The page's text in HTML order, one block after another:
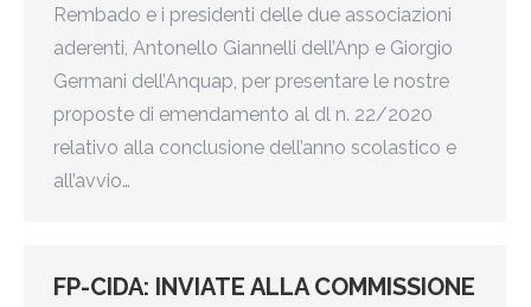
Rembado e i presidenti delle due associazioni
aderenti, Antonello Giannelli dell’Anp e Giorgio
Germani dell’Anquap, per presentare le nostre
proposte di emendamento al dl n. 22/2020
relativo alla conclusione dell’anno scolastico e
all’avvio…
FP-CIDA: INVIATE ALLA COMMISSIONE